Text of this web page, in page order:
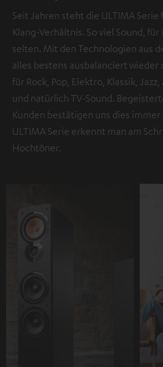
Seit Jahren steht die ULTIMA
Klang-Verhältnis. So viel Sound,
selten. Mit den Technologien aus
alles bestens ausbalanciert wieder
für Rock, Pop, Elektro, Klassik,
und natürlich TV-Sound.
Kunden bestätigen uns dies
ULTIMA Serie erkennt man am
Hochtöner.